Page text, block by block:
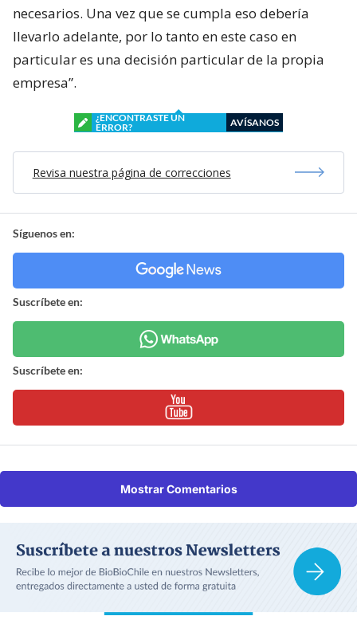
necesarios. Una vez que se cumpla eso debería
llevarlo adelante, por lo tanto en este caso en
particular es una decisión particular de la propia
empresa”.
¿ENCONTRASTE UN
ERROR?
AVÍSANOS
Revisa nuestra página de correcciones
Síguenos en:
Suscríbete en:
Suscríbete en:
Mostrar Comentarios